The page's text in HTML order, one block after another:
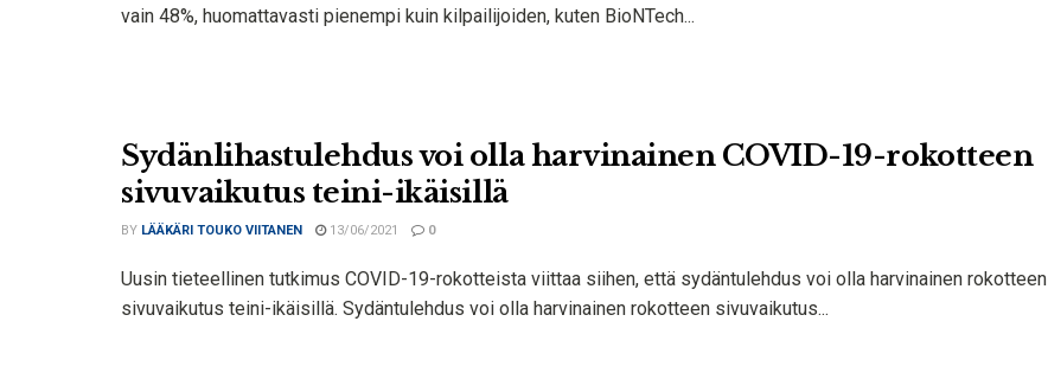
vain 48%, huomattavasti pienempi kuin kilpailijoiden, kuten BioNTech...
Sydänlihastulehdus voi olla harvinainen COVID-19-rokotteen
sivuvaikutus teini-ikäisillä
BY LÄÄKÄRI TOUKO VIITANEN 13/06/2021 0
Uusin tieteellinen tutkimus COVID-19-rokotteista viittaa siihen, että sydäntulehdus voi olla harvinainen rokotteen
sivuvaikutus teini-ikäisillä. Sydäntulehdus voi olla harvinainen rokotteen sivuvaikutus...